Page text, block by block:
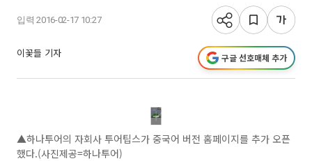
입력 2016-02-17 10:27
이꽃들 기자 구글 선호매체 추가
▲하나투어의 자회사 투어팁스가 중국어 버전 홈페이지를 추가 오픈
했다.(사진제공=하나투어)